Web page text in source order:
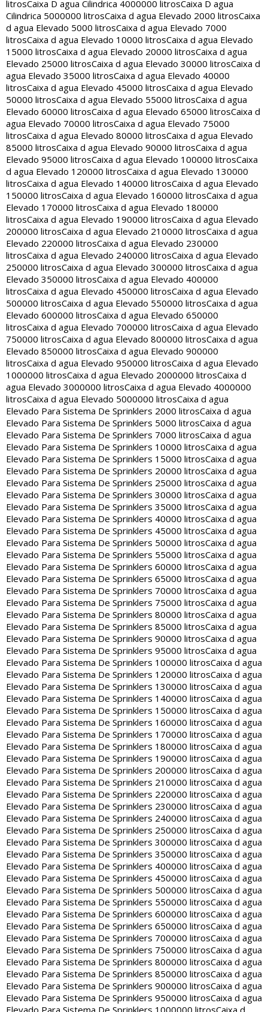
litrosCaixa D agua Cilindrica 4000000 litrosCaixa D agua
Cilindrica 5000000 litrosCaixa d agua Elevado 2000 litrosCaixa
d agua Elevado 5000 litrosCaixa d agua Elevado 7000
litrosCaixa d agua Elevado 10000 litrosCaixa d agua Elevado
15000 litrosCaixa d agua Elevado 20000 litrosCaixa d agua
Elevado 25000 litrosCaixa d agua Elevado 30000 litrosCaixa d
agua Elevado 35000 litrosCaixa d agua Elevado 40000
litrosCaixa d agua Elevado 45000 litrosCaixa d agua Elevado
50000 litrosCaixa d agua Elevado 55000 litrosCaixa d agua
Elevado 60000 litrosCaixa d agua Elevado 65000 litrosCaixa d
agua Elevado 70000 litrosCaixa d agua Elevado 75000
litrosCaixa d agua Elevado 80000 litrosCaixa d agua Elevado
85000 litrosCaixa d agua Elevado 90000 litrosCaixa d agua
Elevado 95000 litrosCaixa d agua Elevado 100000 litrosCaixa
d agua Elevado 120000 litrosCaixa d agua Elevado 130000
litrosCaixa d agua Elevado 140000 litrosCaixa d agua Elevado
150000 litrosCaixa d agua Elevado 160000 litrosCaixa d agua
Elevado 170000 litrosCaixa d agua Elevado 180000
litrosCaixa d agua Elevado 190000 litrosCaixa d agua Elevado
200000 litrosCaixa d agua Elevado 210000 litrosCaixa d agua
Elevado 220000 litrosCaixa d agua Elevado 230000
litrosCaixa d agua Elevado 240000 litrosCaixa d agua Elevado
250000 litrosCaixa d agua Elevado 300000 litrosCaixa d agua
Elevado 350000 litrosCaixa d agua Elevado 400000
litrosCaixa d agua Elevado 450000 litrosCaixa d agua Elevado
500000 litrosCaixa d agua Elevado 550000 litrosCaixa d agua
Elevado 600000 litrosCaixa d agua Elevado 650000
litrosCaixa d agua Elevado 700000 litrosCaixa d agua Elevado
750000 litrosCaixa d agua Elevado 800000 litrosCaixa d agua
Elevado 850000 litrosCaixa d agua Elevado 900000
litrosCaixa d agua Elevado 950000 litrosCaixa d agua Elevado
1000000 litrosCaixa d agua Elevado 2000000 litrosCaixa d
agua Elevado 3000000 litrosCaixa d agua Elevado 4000000
litrosCaixa d agua Elevado 5000000 litrosCaixa d agua
Elevado Para Sistema De Sprinklers 2000 litrosCaixa d agua
Elevado Para Sistema De Sprinklers 5000 litrosCaixa d agua
Elevado Para Sistema De Sprinklers 7000 litrosCaixa d agua
Elevado Para Sistema De Sprinklers 10000 litrosCaixa d agua
Elevado Para Sistema De Sprinklers 15000 litrosCaixa d agua
Elevado Para Sistema De Sprinklers 20000 litrosCaixa d agua
Elevado Para Sistema De Sprinklers 25000 litrosCaixa d agua
Elevado Para Sistema De Sprinklers 30000 litrosCaixa d agua
Elevado Para Sistema De Sprinklers 35000 litrosCaixa d agua
Elevado Para Sistema De Sprinklers 40000 litrosCaixa d agua
Elevado Para Sistema De Sprinklers 45000 litrosCaixa d agua
Elevado Para Sistema De Sprinklers 50000 litrosCaixa d agua
Elevado Para Sistema De Sprinklers 55000 litrosCaixa d agua
Elevado Para Sistema De Sprinklers 60000 litrosCaixa d agua
Elevado Para Sistema De Sprinklers 65000 litrosCaixa d agua
Elevado Para Sistema De Sprinklers 70000 litrosCaixa d agua
Elevado Para Sistema De Sprinklers 75000 litrosCaixa d agua
Elevado Para Sistema De Sprinklers 80000 litrosCaixa d agua
Elevado Para Sistema De Sprinklers 85000 litrosCaixa d agua
Elevado Para Sistema De Sprinklers 90000 litrosCaixa d agua
Elevado Para Sistema De Sprinklers 95000 litrosCaixa d agua
Elevado Para Sistema De Sprinklers 100000 litrosCaixa d agua
Elevado Para Sistema De Sprinklers 120000 litrosCaixa d agua
Elevado Para Sistema De Sprinklers 130000 litrosCaixa d agua
Elevado Para Sistema De Sprinklers 140000 litrosCaixa d agua
Elevado Para Sistema De Sprinklers 150000 litrosCaixa d agua
Elevado Para Sistema De Sprinklers 160000 litrosCaixa d agua
Elevado Para Sistema De Sprinklers 170000 litrosCaixa d agua
Elevado Para Sistema De Sprinklers 180000 litrosCaixa d agua
Elevado Para Sistema De Sprinklers 190000 litrosCaixa d agua
Elevado Para Sistema De Sprinklers 200000 litrosCaixa d agua
Elevado Para Sistema De Sprinklers 210000 litrosCaixa d agua
Elevado Para Sistema De Sprinklers 220000 litrosCaixa d agua
Elevado Para Sistema De Sprinklers 230000 litrosCaixa d agua
Elevado Para Sistema De Sprinklers 240000 litrosCaixa d agua
Elevado Para Sistema De Sprinklers 250000 litrosCaixa d agua
Elevado Para Sistema De Sprinklers 300000 litrosCaixa d agua
Elevado Para Sistema De Sprinklers 350000 litrosCaixa d agua
Elevado Para Sistema De Sprinklers 400000 litrosCaixa d agua
Elevado Para Sistema De Sprinklers 450000 litrosCaixa d agua
Elevado Para Sistema De Sprinklers 500000 litrosCaixa d agua
Elevado Para Sistema De Sprinklers 550000 litrosCaixa d agua
Elevado Para Sistema De Sprinklers 600000 litrosCaixa d agua
Elevado Para Sistema De Sprinklers 650000 litrosCaixa d agua
Elevado Para Sistema De Sprinklers 700000 litrosCaixa d agua
Elevado Para Sistema De Sprinklers 750000 litrosCaixa d agua
Elevado Para Sistema De Sprinklers 800000 litrosCaixa d agua
Elevado Para Sistema De Sprinklers 850000 litrosCaixa d agua
Elevado Para Sistema De Sprinklers 900000 litrosCaixa d agua
Elevado Para Sistema De Sprinklers 950000 litrosCaixa d agua